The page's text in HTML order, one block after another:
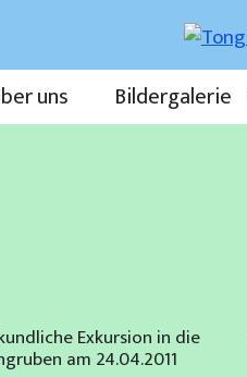
uns Bildergalerie
Exkursion in die
am 24.04.2011